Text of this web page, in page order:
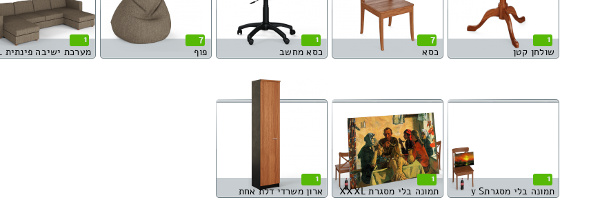
1
שולחן קטן
7
כסא
1
כסא מחשב
7
פוף
1
מערכת ישיבה פינתית XL
1
תמונה בלי מסגרתу S
1
תמונה בלי מסגרת XXXL
1
ארון משרדי דלת אחת